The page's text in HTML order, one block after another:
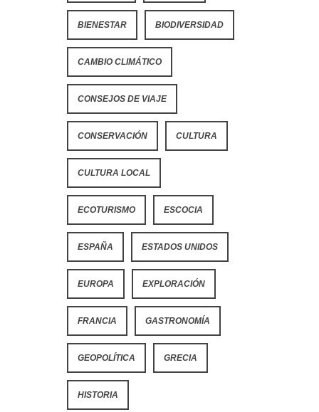
BIENESTAR BIODIVERSIDAD
CAMBIO CLIMÁTICO
CONSEJOS DE VIAJE
CONSERVACIÓN CULTURA
CULTURA LOCAL
ECOTURISMO ESCOCIA
ESPAÑA ESTADOS UNIDOS
EUROPA EXPLORACIÓN
FRANCIA GASTRONOMÍA
GEOPOLÍTICA GRECIA
HISTORIA